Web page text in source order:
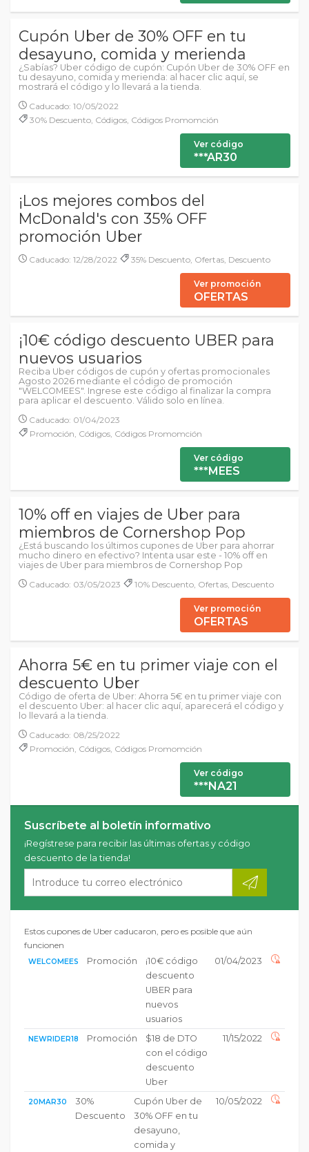
Cupón Uber de 30% OFF en tu
desayuno, comida y merienda
¿Sabías? Uber código de cupón: Cupón Uber de 30% OFF en
tu desayuno, comida y merienda: al hacer clic aquí, se
mostrará el código y lo llevará a la tienda.
Caducado: 10/05/2022
30% Descuento, Códigos, Códigos Promomción
Ver código
***AR30
¡Los mejores combos del
McDonald's con 35% OFF
promoción Uber
Caducado: 12/28/2022 35% Descuento, Ofertas, Descuento
Ver promoción
OFERTAS
¡10€ código descuento UBER para
nuevos usuarios
Reciba Uber códigos de cupón y ofertas promocionales
Agosto 2026 mediante el código de promoción
"WELCOMEES". Ingrese este código al finalizar la compra
para aplicar el descuento. Válido solo en línea.
Caducado: 01/04/2023
Promoción, Códigos, Códigos Promomción
Ver código
***MEES
10% off en viajes de Uber para
miembros de Cornershop Pop
¿Está buscando los últimos cupones de Uber para ahorrar
mucho dinero en efectivo? Intenta usar este - 10% off en
viajes de Uber para miembros de Cornershop Pop
Caducado: 03/05/2023
10% Descuento, Ofertas, Descuento
Ver promoción
OFERTAS
Ahorra 5€ en tu primer viaje con el
descuento Uber
Código de oferta de Uber: Ahorra 5€ en tu primer viaje con
el descuento Uber: al hacer clic aquí, aparecerá el código y
lo llevará a la tienda.
Caducado: 08/25/2022
Promoción, Códigos, Códigos Promomción
Ver código
***NA21
Suscríbete al boletín informativo
¡Regístrese para recibir las últimas ofertas y código
descuento de la tienda!
Estos cupones de Uber caducaron, pero es posible que aún
funcionen
WELCOMEES Promoción
¡10€ código
descuento
UBER para
nuevos
usuarios
01/04/2023
NEWRIDER18 Promoción
$18 de DTO
con el código
descuento
Uber
11/15/2022
20MAR30
30%
Descuento
Cupón Uber de
30% OFF en tu
desayuno,
comida y
10/05/2022